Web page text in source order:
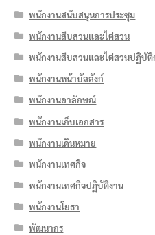
พนักงานสนับสนุนการประชุม
พนักงานสืบสวนและไต่สวน
พนักงานสืบสวนและไต่สวนปฏิบัติ
พนักงานหน้าบัลลังก์
พนักงานอาลักษณ์
พนักงานเก็บเอกสาร
พนักงานเดินหมาย
พนักงานเทศกิจ
พนักงานเทศกิจปฏิบัติงาน
พนักงานโยธา
พัฒนากร